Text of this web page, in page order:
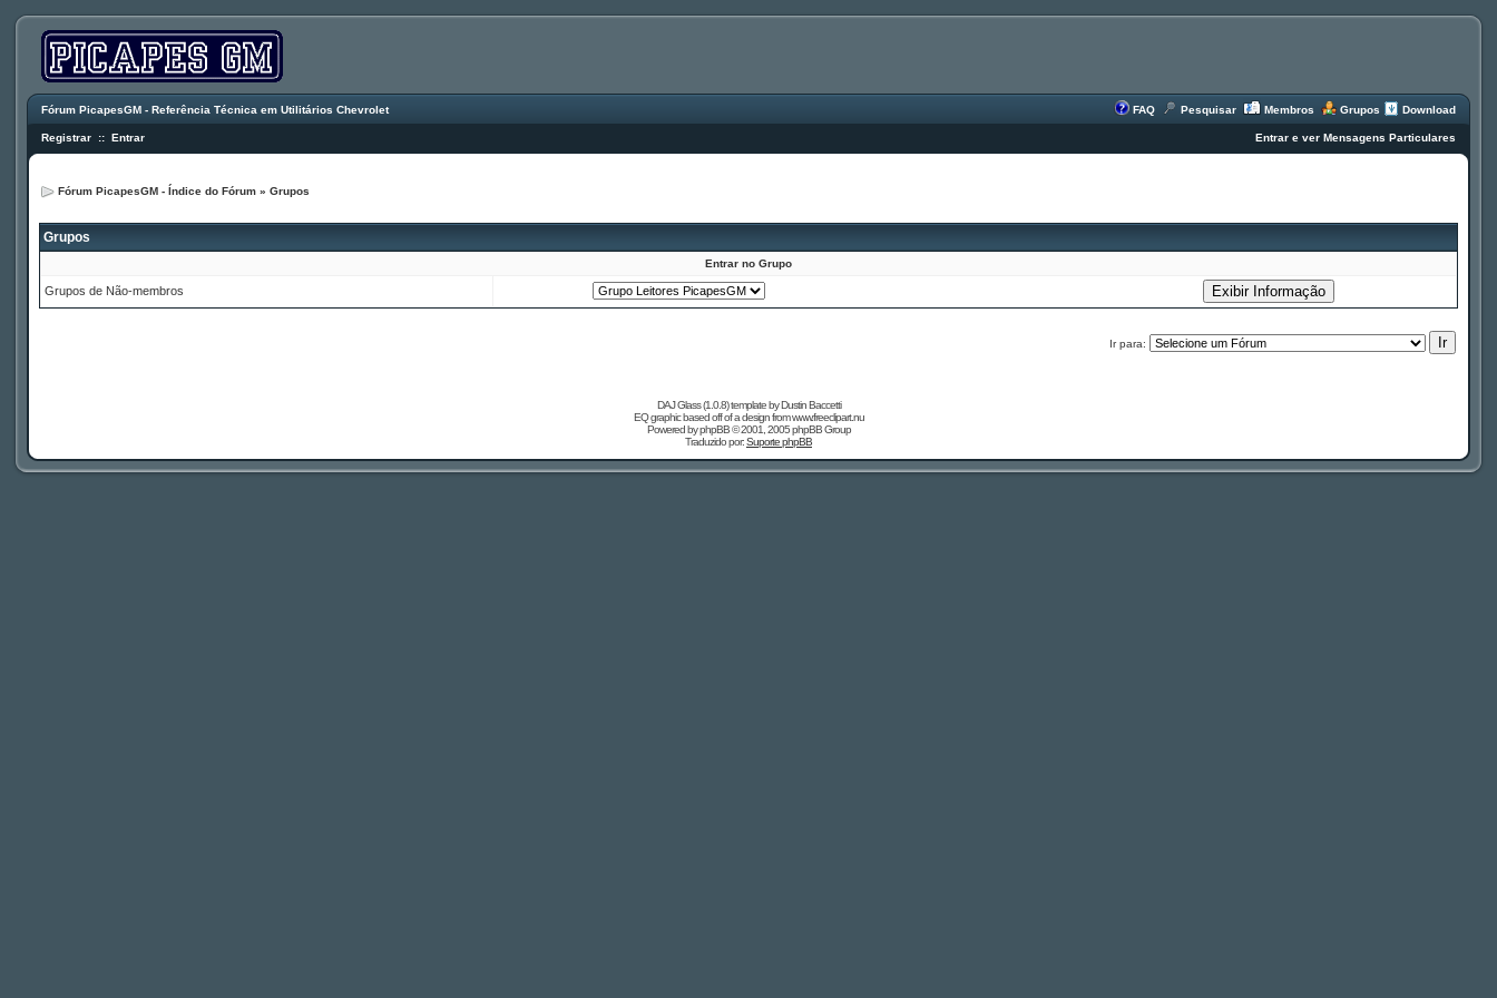
Fórum PicapesGM - Referência Técnica em Utilitários Chevrolet FAQ Pesquisar Membros Grupos Download
Registrar :: Entrar Entrar e ver Mensagens Particulares
Fórum PicapesGM - Índice do Fórum » Grupos
Grupos
Entrar no Grupo
Grupos de Não-membros
Ir para:
DAJ Glass (1.0.8) template byDustin Baccetti
EQ graphic based off of a design fromwww.freeclipart.nu
Powered byphpBB© 2001, 2005 phpBB Group
Traduzido por:Suporte phpBB